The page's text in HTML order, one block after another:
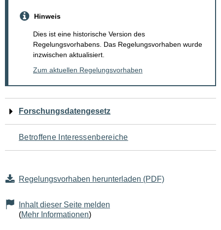
Hinweis
Dies ist eine historische Version des
Regelungsvorhabens. Das Regelungsvorhaben wurde
inzwischen aktualisiert.
Zum aktuellen Regelungsvorhaben
Navigation
für
den
Seiteninhalt
Forschungsdatengesetz
Betroffene Interessenbereiche
Regelungsvorhaben herunterladen (PDF)
Inhalt dieser Seite melden
(Mehr Informationen)